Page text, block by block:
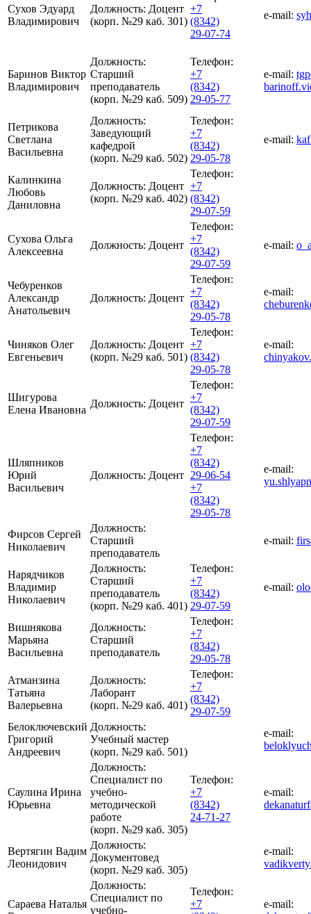
Сухов Эдуард
Владимирович
Должность: Доцент
(корп. №29 каб. 301)
+7
(8342)
29-07-74
e-mail:
Баринов Виктор
Владимирович
Должность:
Старший
преподаватель
(корп. №29 каб. 509)
Телефон:
+7
(8342)
29-05-77
e-mail:
Петрикова
Светлана
Васильевна
Должность:
Заведующий
кафедрой
(корп. №29 каб. 502)
Телефон:
+7
(8342)
29-05-78
e-mail:
Калинкина
Любовь
Даниловна
Должность: Доцент
(корп. №29 каб. 402)
Телефон:
+7
(8342)
29-07-59
Сухова Ольга
Алексеевна
Должность: Доцент
Телефон:
+7
(8342)
29-07-59
e-mail:
Чебуренков
Александр
Анатольевич
Должность: Доцент
Телефон:
+7
(8342)
29-05-78
e-mail:
Чиняков Олег
Евгеньевич
Должность: Доцент
(корп. №29 каб. 501)
Телефон:
+7
(8342)
29-05-78
e-mail:
Шигурова
Елена Ивановна
Должность: Доцент
Телефон:
+7
(8342)
29-07-59
Шляпников
Юрий
Васильевич
Должность: Доцент
Телефон:
+7
(8342)
29-06-54
+7
(8342)
29-05-78
e-mail:
Фирсов Сергей
Николаевич
Должность:
Старший
преподаватель
e-mail:
Нарядчиков
Владимир
Николаевич
Должность:
Старший
преподаватель
(корп. №29 каб. 401)
Телефон:
+7
(8342)
29-07-59
e-mail:
Вишнякова
Марьяна
Васильевна
Должность:
Старший
преподаватель
Телефон:
+7
(8342)
29-05-78
Атманзина
Татьяна
Валерьевна
Должность:
Лаборант
(корп. №29 каб. 401)
Телефон:
+7
(8342)
29-07-59
Белоключевский
Григорий
Андреевич
Должность:
Учебный мастер
(корп. №29 каб. 501)
e-mail:
Саулина Ирина
Юрьевна
Должность:
Специалист по
учебно-
методической
работе
(корп. №29 каб. 305)
Телефон:
+7
(8342)
24-71-27
e-mail:
Вертягин Вадим
Леонидович
Должность:
Документовед
(корп. №29 каб. 305)
e-mail:
Сараева Наталья
Должность:
Специалист по
учебно-
Телефон:
+7
e-mail: